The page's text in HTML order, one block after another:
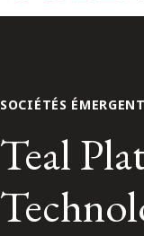
SOCIÉTÉS
Teal